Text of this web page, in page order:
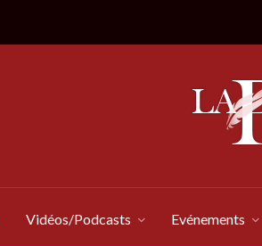
Vidéos/Podcasts Evénements